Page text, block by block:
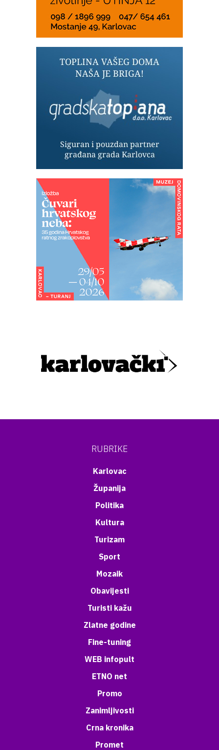
RUBRIKE
Karlovac
Županija
Politika
Kultura
Turizam
Sport
Mozaik
Obavijesti
Turisti kažu
Zlatne godine
Fine-tuning
WEB infopult
ETNO net
Promo
Zanimljivosti
Crna kronika
Promet